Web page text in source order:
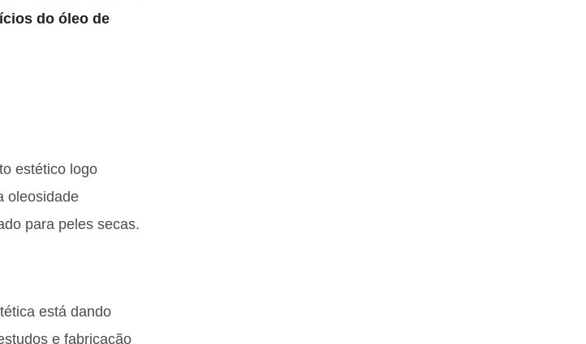
do óleo de
estético logo
oleosidade
para peles secas.
está dando
e fabricação